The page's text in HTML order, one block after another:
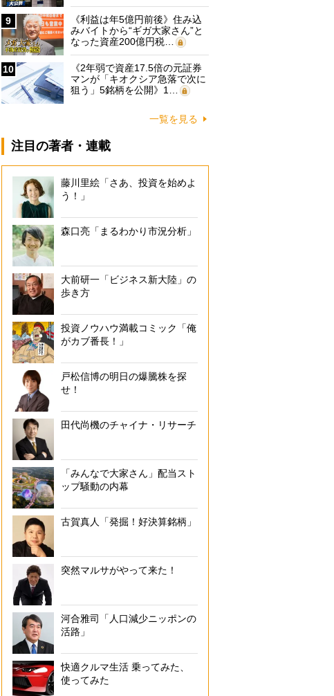
9
《利益は年5億円前後》住み込
みバイトから“ギガ大家さん”と
なった資産200億円税…
10
《2年弱で資産17.5倍の元証券
マンが「キオクシア急落で次に
狙う」5銘柄を公開》1…
一覧を見る
注目の著者・連載
藤川里絵「さあ、投資を始めよ
う！」
森口亮「まるわかり市況分析」
大前研一「ビジネス新大陸」の
歩き方
投資ノウハウ満載コミック「俺
がカブ番長！」
戸松信博の明日の爆騰株を探
せ！
田代尚機のチャイナ・リサーチ
「みんなで大家さん」配当スト
ップ騒動の内幕
古賀真人「発掘！好決算銘柄」
突然マルサがやって来た！
河合雅司「人口減少ニッポンの
活路」
快適クルマ生活 乗ってみた、
使ってみた